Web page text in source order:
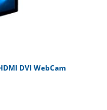
DVI WebCam